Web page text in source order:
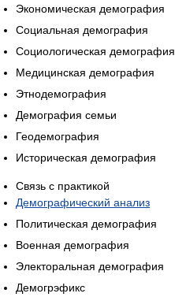
Экономическая демография
Социальная демография
Социологическая демография
Медицинская демография
Этнодемография
Демография семьи
Геодемография
Историческая демография
Связь с практикой
Демографический анализ
Политическая демография
Военная демография
Электоральная демография
Демогрэфикс